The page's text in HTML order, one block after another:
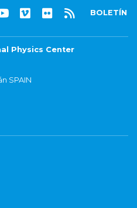
BOLETÍN
Physics Center
SPAIN